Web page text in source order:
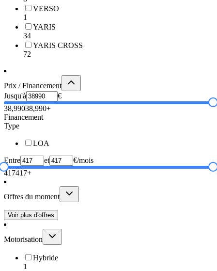
VERSO
1
YARIS
34
YARIS CROSS
72
Prix / Financement
Jusqu'à
€
38,99038,990+
Financement
Type
LOA
Entre et
€/mois
417417+
Offres du moment
Voir plus d'offres
Motorisation
Hybride
1